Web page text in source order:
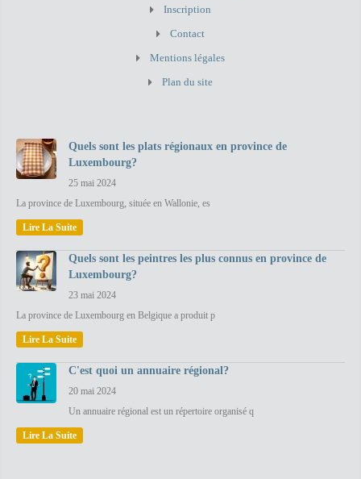
Inscription
Contact
Mentions légales
Plan du site
Quels sont les plats régionaux en province de
Luxembourg?
25 mai 2024
La province de Luxembourg, située en Wallonie, es
Lire La Suite
Quels sont les peintres les plus connus en province de
Luxembourg?
23 mai 2024
La province de Luxembourg en Belgique a produit p
Lire La Suite
C'est quoi un annuaire régional?
20 mai 2024
Un annuaire régional est un répertoire organisé q
Lire La Suite